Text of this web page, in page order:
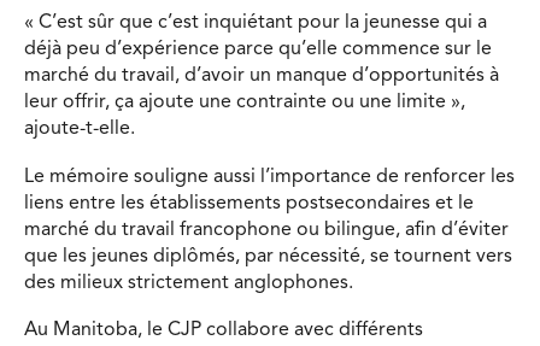
« C’est sûr que c’est inquiétant pour la jeunesse qui a
déjà peu d’expérience parce qu’elle commence sur le
marché du travail, d’avoir un manque d’opportunités à
leur offrir, ça ajoute une contrainte ou une limite »,
ajoute-t-elle.
Le mémoire souligne aussi l’importance de renforcer les
liens entre les établissements postsecondaires et le
marché du travail francophone ou bilingue, afin d’éviter
que les jeunes diplômés, par nécessité, se tournent vers
des milieux strictement anglophones.
Au Manitoba, le CJP collabore avec différents